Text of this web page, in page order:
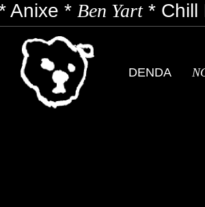
Anixe*Ben Yart*Chill
DENDA